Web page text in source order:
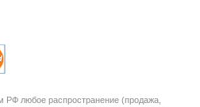
РФ любое распространение (продажа,